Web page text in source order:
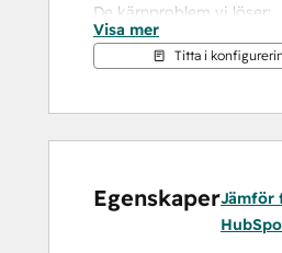
De kärnproblem vi löser:
1. Post-sales-team som drunknar i
CSM:er spenderar 60%+ av sin tid på
dokumentation,
bygga kundrelationer. Monocle
automatiserar
Visa mer
Titta i
EgenskaperJämför